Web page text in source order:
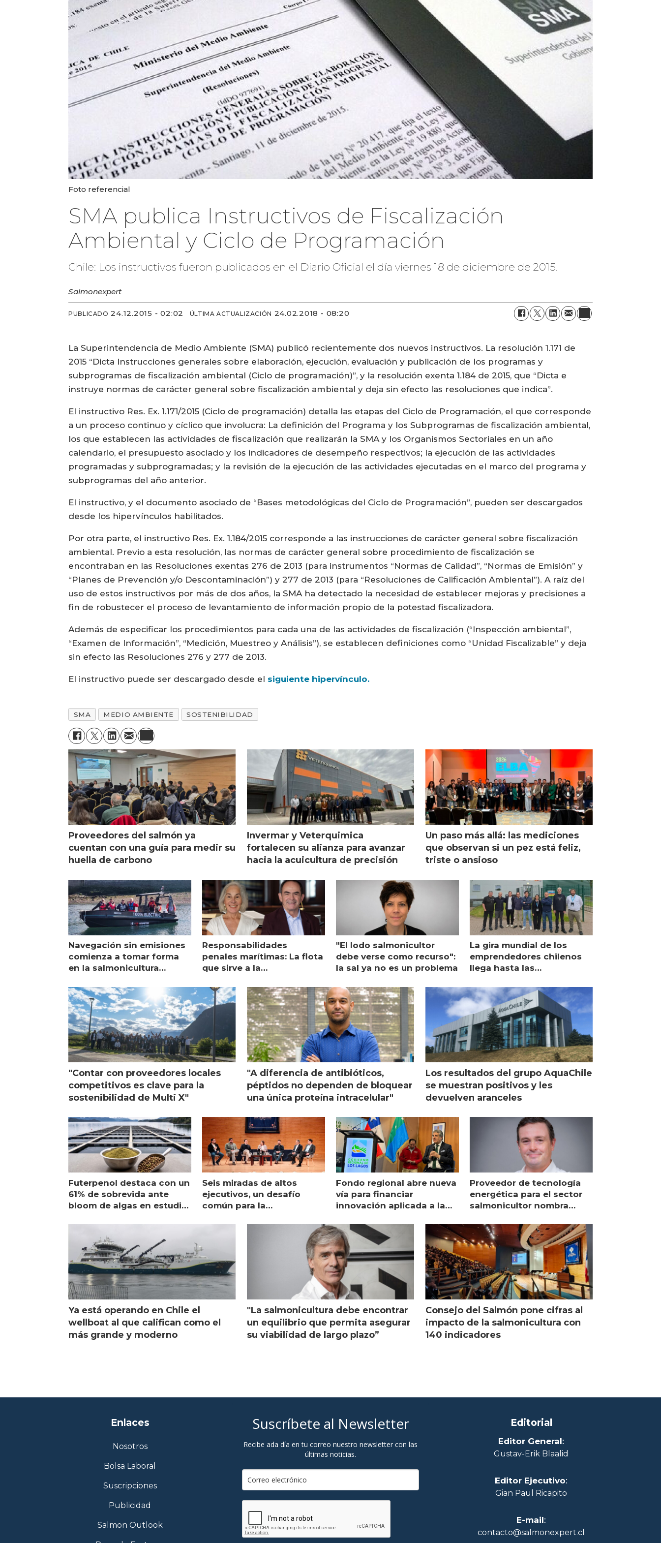
Foto referencial
SMA publica Instructivos de Fiscalización
Ambiental y Ciclo de Programación
Chile: Los instructivos fueron publicados en el Diario Oficial el día viernes 18 de diciembre de 2015.
Salmonexpert
PUBLICADO 24.12.2015 - 02:02 ÚLTIMA ACTUALIZACIÓN 24.02.2018 - 08:20
La Superintendencia de Medio Ambiente (SMA) publicó recientemente dos nuevos instructivos. La resolución 1.171 de
2015 “Dicta Instrucciones generales sobre elaboración, ejecución, evaluación y publicación de los programas y
subprogramas de fiscalización ambiental (Ciclo de programación)”, y la resolución exenta 1.184 de 2015, que “Dicta e
instruye normas de carácter general sobre fiscalización ambiental y deja sin efecto las resoluciones que indica”.
El instructivo Res. Ex. 1.171/2015 (Ciclo de programación) detalla las etapas del Ciclo de Programación, el que corresponde
a un proceso continuo y cíclico que involucra: La definición del Programa y los Subprogramas de fiscalización ambiental,
los que establecen las actividades de fiscalización que realizarán la SMA y los Organismos Sectoriales en un año
calendario, el presupuesto asociado y los indicadores de desempeño respectivos; la ejecución de las actividades
programadas y subprogramadas; y la revisión de la ejecución de las actividades ejecutadas en el marco del programa y
subprogramas del año anterior.
El instructivo, y el documento asociado de “Bases metodológicas del Ciclo de Programación”, pueden ser descargados
desde los hipervínculos habilitados.
Por otra parte, el instructivo Res. Ex. 1.184/2015 corresponde a las instrucciones de carácter general sobre fiscalización
ambiental. Previo a esta resolución, las normas de carácter general sobre procedimiento de fiscalización se
encontraban en las Resoluciones exentas 276 de 2013 (para instrumentos “Normas de Calidad”, “Normas de Emisión” y
“Planes de Prevención y/o Descontaminación”) y 277 de 2013 (para “Resoluciones de Calificación Ambiental”). A raíz del
uso de estos instructivos por más de dos años, la SMA ha detectado la necesidad de establecer mejoras y precisiones a
fin de robustecer el proceso de levantamiento de información propio de la potestad fiscalizadora.
Además de especificar los procedimientos para cada una de las actividades de fiscalización (“Inspección ambiental”,
“Examen de Información”, “Medición, Muestreo y Análisis”), se establecen definiciones como “Unidad Fiscalizable” y deja
sin efecto las Resoluciones 276 y 277 de 2013.
El instructivo puede ser descargado desde el siguiente hipervínculo.
SMA MEDIO AMBIENTE SOSTENIBILIDAD
Proveedores del salmón ya
cuentan con una guía para medir su
huella de carbono
Invermar y Veterquimica
fortalecen su alianza para avanzar
hacia la acuicultura de precisión
Un paso más allá: las mediciones
que observan si un pez está feliz,
triste o ansioso
Navegación sin emisiones
comienza a tomar forma
en la salmonicultura
Responsabilidades
penales marítimas: La flota
que sirve a la
visión
"El lodo salmonicultor
debe verse como recurso":
la sal ya no es un problema
La gira mundial de los
emprendedores chilenos
llega hasta las
Escocia
"Contar con proveedores locales
competitivos es clave para la
sostenibilidad de Multi X"
"A diferencia de antibióticos,
péptidos no dependen de bloquear
una única proteína intracelular"
Los resultados del grupo AquaChile
se muestran positivos y les
devuelven aranceles
Futerpenol destaca con un
61% de sobrevida ante
bloom de algas en estudio
Seis miradas de altos
ejecutivos, un desafío
común para la
Fondo regional abre nueva
vía para financiar
innovación aplicada a la
Proveedor de tecnología
energética para el sector
salmonicultor nombra
Ya está operando en Chile el
wellboat al que califican como el
más grande y moderno
"La salmonicultura debe encontrar
un equilibrio que permita asegurar
su viabilidad de largo plazo”
Consejo del Salmón pone cifras al
impacto de la salmonicultura con
140 indicadores
Enlaces
Nosotros
Bolsa Laboral
Suscripciones
Publicidad
Salmon Outlook
Suscríbete al Newsletter
Recibe ada día en tu correo nuestro newsletter con las
últimas noticias.
Editorial
Editor General:
Gustav-Erik Blaalid
Editor Ejecutivo:
Gian Paul Ricapito
E-mail:
contacto@salmonexpert.cl